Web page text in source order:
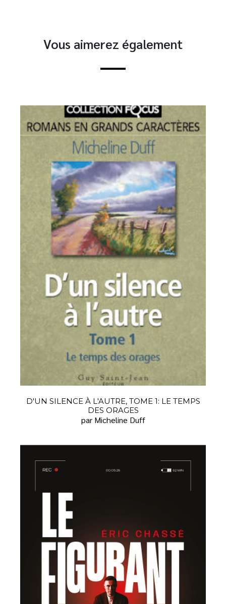
Vous aimerez également
D'UN SILENCE À L'AUTRE, TOME 1: LE TEMPS
DES ORAGES
par Micheline Duff